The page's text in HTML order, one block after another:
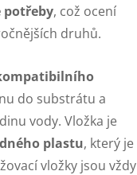
potřeby, což ocení
druhů.
do substrátu a
vody. Vložka je
plastu, který je
vložky jsou vždy